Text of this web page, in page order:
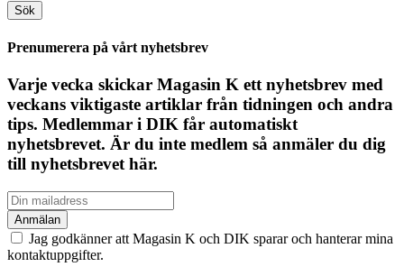
Sök
Prenumerera på vårt nyhetsbrev
Varje vecka skickar Magasin K ett nyhetsbrev med
veckans viktigaste artiklar från tidningen och andra
tips. Medlemmar i DIK får automatiskt
nyhetsbrevet. Är du inte medlem så anmäler du dig
till nyhetsbrevet här.
Jag godkänner att Magasin K och DIK sparar och hanterar mina
kontaktuppgifter.